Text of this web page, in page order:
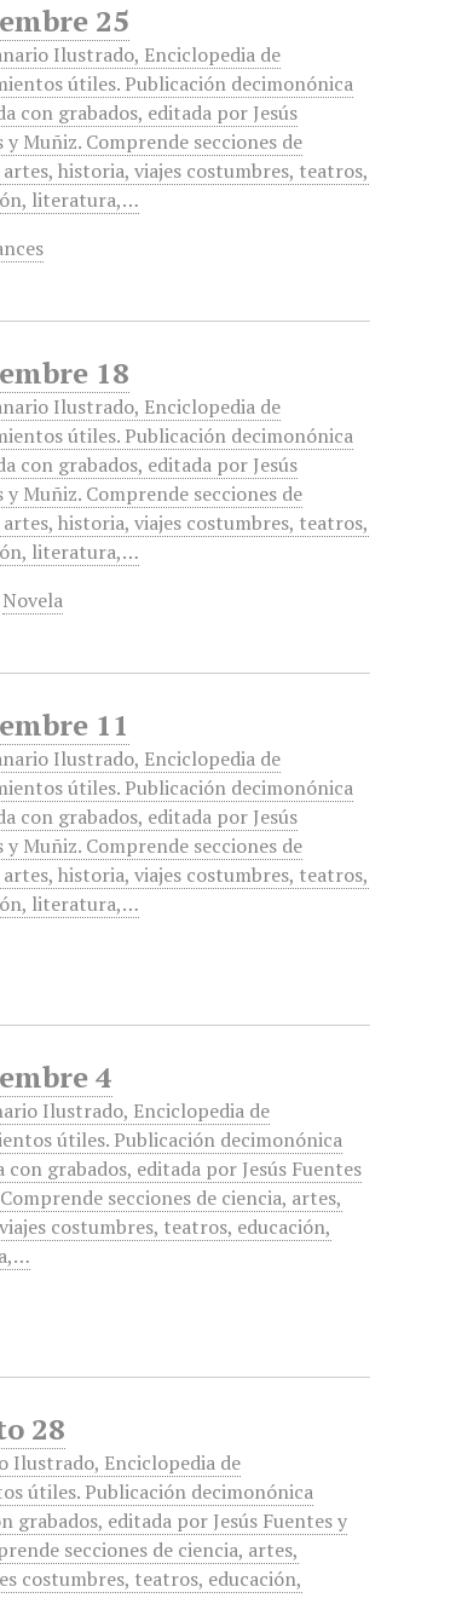
25
Ilustrado, Enciclopedia de
útiles. Publicación decimonónica
con grabados, editada por Jesús
y Muñiz. Comprende secciones de
artes, historia, viajes costumbres, teatros,
literatura,…
18
Ilustrado, Enciclopedia de
útiles. Publicación decimonónica
con grabados, editada por Jesús
y Muñiz. Comprende secciones de
artes, historia, viajes costumbres, teatros,
literatura,…
Novela
11
Ilustrado, Enciclopedia de
útiles. Publicación decimonónica
con grabados, editada por Jesús
y Muñiz. Comprende secciones de
artes, historia, viajes costumbres, teatros,
literatura,…
4
Ilustrado, Enciclopedia de
útiles. Publicación decimonónica
con grabados, editada por Jesús Fuentes
secciones de ciencia, artes,
costumbres, teatros, educación,
28
Ilustrado, Enciclopedia de
útiles. Publicación decimonónica
grabados, editada por Jesús Fuentes y
secciones de ciencia, artes,
costumbres, teatros, educación,